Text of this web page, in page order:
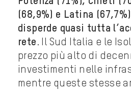
(68,9%) e Latina
disperde quasi tutta
rete . Il Sud Italia e le
prezzo più alto di
investimenti nelle
mentre queste stesse